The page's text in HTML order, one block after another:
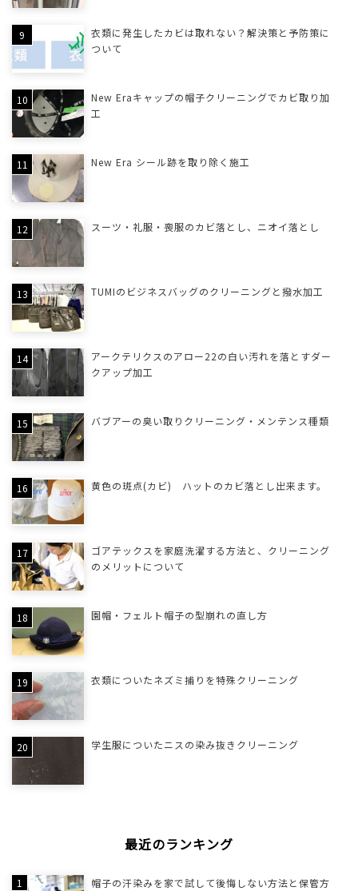
衣類に発生したカビは取れない？解決策と予防策に
ついて
New Eraキャップの帽子クリーニングでカビ取り加
工
New Era シール跡を取り除く施工
スーツ・礼服・喪服のカビ落とし、ニオイ落とし
TUMIのビジネスバッグのクリーニングと撥水加工
アークテリクスのアロー22の白い汚れを落とすダー
クアップ加工
バブアーの臭い取りクリーニング・メンテンス種類
黄色の斑点(カビ) ハットのカビ落とし出来ます。
ゴアテックスを家庭洗濯する方法と、クリーニング
のメリットについて
園帽・フェルト帽子の型崩れの直し方
衣類についたネズミ捕りを特殊クリーニング
学生服についたニスの染み抜きクリーニング
最近のランキング
帽子の汗染みを家で試して後悔しない方法と保管方